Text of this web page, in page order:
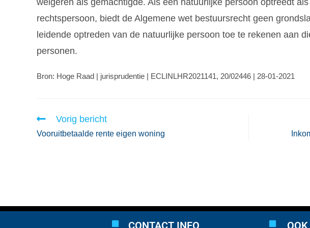
rechtspersoon, biedt de Algemene wet bestuursrecht geen
leidende optreden van de natuurlijke persoon toe te rekenen aan
personen.
Bron: Hoge Raad | jurisprudentie | ECLINLHR2021141, 20/02446 | 28-01-2021
Vorig bericht
Vooruitbetaalde rente eigen woning
CONTACT INFO